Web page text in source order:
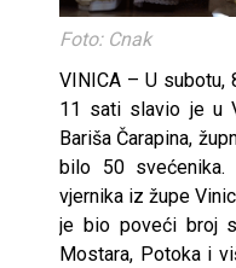
Foto: Cnak
VINICA – U subotu,
11 sati slavio je u
Bariša Čarapina,
bilo 50
vjernika iz župe
je bio poveći broj
Mostara, Potoka i